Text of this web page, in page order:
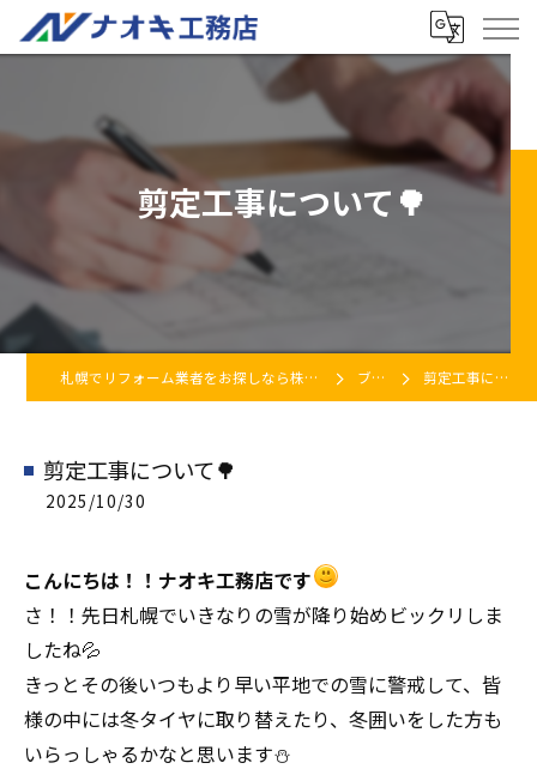
剪定工事について🌳
札幌でリフォーム業者をお探しなら株式会社ナオキ工務店 ブログ 剪定工事について🌳
剪定工事について🌳
2025/10/30
こんにちは！！ナオキ工務店です
さ！！先日札幌でいきなりの雪が降り始めビックリしま
したね💦
きっとその後いつもより早い平地での雪に警戒して、皆
様の中には冬タイヤに取り替えたり、冬囲いをした方も
いらっしゃるかなと思います⛄